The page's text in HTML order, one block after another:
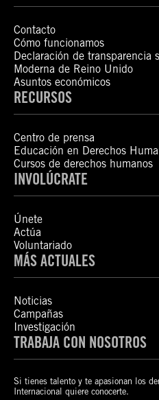
Contacto
Cómo funcionamos
Declaración de transparencia
Moderna de Reino Unido
Asuntos económicos
RECURSOS
Centro de prensa
Educación en Derechos
Cursos de derechos humanos
INVOLÚCRATE
Únete
Actúa
Voluntariado
MÁS ACTUALES
Noticias
Campañas
Investigación
TRABAJA CON NOSOTROS
Si tienes talento y te apasionan los
Internacional quiere conocerte.